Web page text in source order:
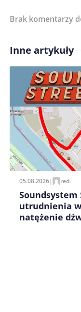
Treść komentarza*
Imię/ Nick*
Zapamiętaj
pisania
Brak komentarzy
Inne artykuły
05.08.2026| red.
Soundsystem
utrudnienia
natężenie